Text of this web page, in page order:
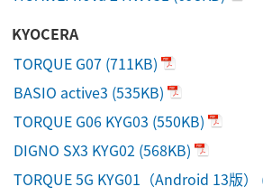
KYOCERA
TORQUE G07 (711KB)
BASIO active3 (535KB)
TORQUE G06 KYG03 (550KB)
DIGNO SX3 KYG02 (568KB)
TORQUE 5G KYG01（Android 13版）